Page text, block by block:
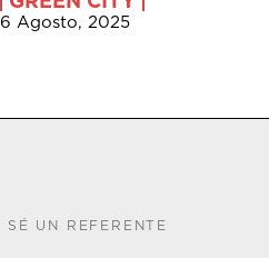
6 Agosto, 2025
SÉ UN REFERENTE